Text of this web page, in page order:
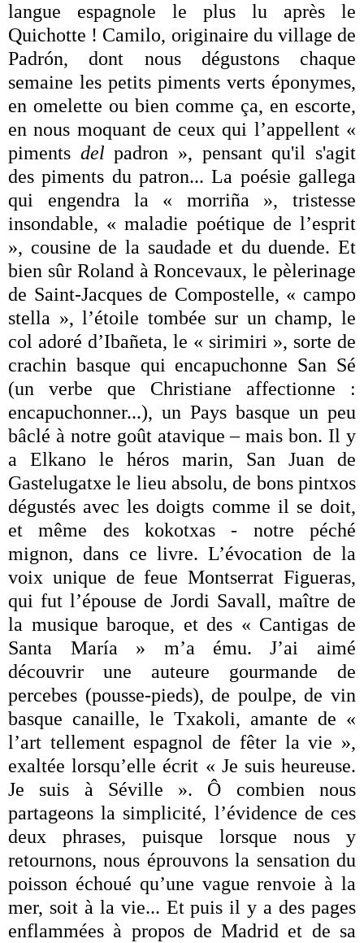
langue espagnole le plus lu après le
Quichotte ! Camilo, originaire du village de
Padrón, dont nous dégustons chaque
semaine les petits piments verts éponymes,
en omelette ou bien comme ça, en escorte,
en nous moquant de ceux qui l’appellent «
piments del padron », pensant qu'il s'agit
des piments du patron... La poésie gallega
qui engendra la « morriña », tristesse
insondable, « maladie poétique de l’esprit
», cousine de la saudade et du duende. Et
bien sûr Roland à Roncevaux, le pèlerinage
de Saint-Jacques de Compostelle, « campo
stella », l’étoile tombée sur un champ, le
col adoré d’Ibañeta, le « sirimiri », sorte de
crachin basque qui encapuchonne San Sé
(un verbe que Christiane affectionne :
encapuchonner...), un Pays basque un peu
bâclé à notre goût atavique – mais bon. Il y
a Elkano le héros marin, San Juan de
Gastelugatxe le lieu absolu, de bons pintxos
dégustés avec les doigts comme il se doit,
et même des kokotxas - notre péché
mignon, dans ce livre. L’évocation de la
voix unique de feue Montserrat Figueras,
qui fut l’épouse de Jordi Savall, maître de
la musique baroque, et des « Cantigas de
Santa María » m’a ému. J’ai aimé
découvrir une auteure gourmande de
percebes (pousse-pieds), de poulpe, de vin
basque canaille, le Txakoli, amante de «
l’art tellement espagnol de fêter la vie »,
exaltée lorsqu’elle écrit « Je suis heureuse.
Je suis à Séville ». Ô combien nous
partageons la simplicité, l’évidence de ces
deux phrases, puisque lorsque nous y
retournons, nous éprouvons la sensation du
poisson échoué qu’une vague renvoie à la
mer, soit à la vie... Et puis il y a des pages
enflammées à propos de Madrid et de sa